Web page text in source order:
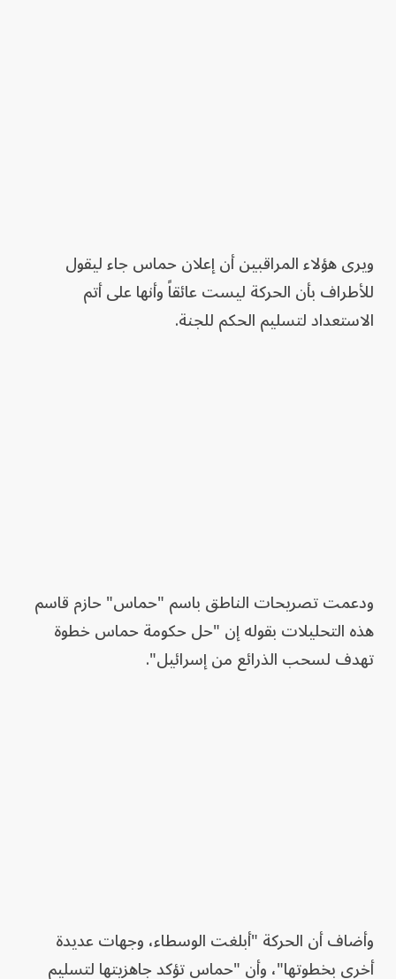
ويرى هؤلاء المراقبين أن إعلان حماس جاء ليقول
للأطراف بأن الحركة ليست عائقاً وأنها على أتم
الاستعداد لتسليم الحكم للجنة.
ودعمت تصريحات الناطق باسم "حماس" حازم قاسم
هذه التحليلات بقوله إن "حل حكومة حماس خطوة
تهدف لسحب الذرائع من إسرائيل".
وأضاف أن الحركة "أبلغت الوسطاء، وجهات عديدة
أخرى بخطوتها"، وأن "حماس تؤكد جاهزيتها لتسليم